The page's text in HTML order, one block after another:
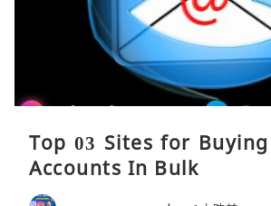
Top 03 Sites for
Accounts In Bulk